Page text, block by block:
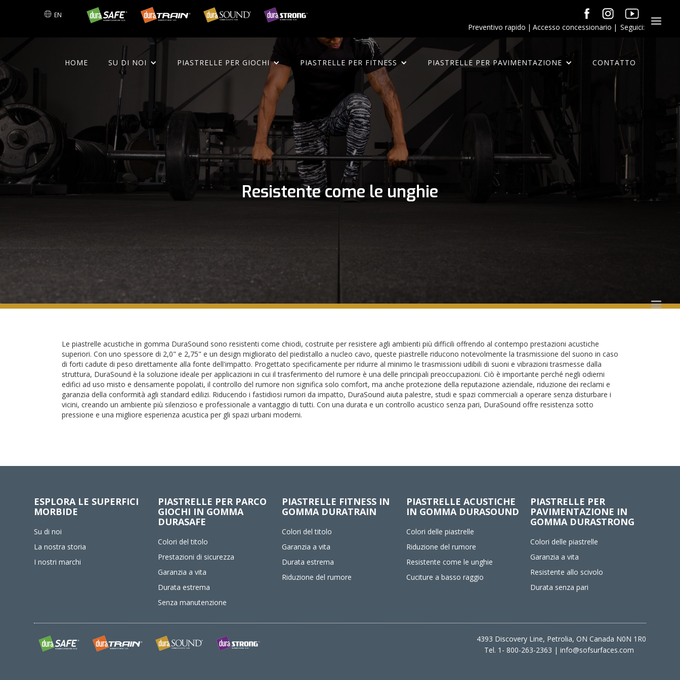
EN
Preventivo rapido | Accesso concessionario | Seguici:
HOME SU DI NOI PIASTRELLE PER GIOCHI PIASTRELLE PER FITNESS PIASTRELLE PER PAVIMENTAZIONE CONTATTO
Resistente come le unghie
Le piastrelle acustiche in gomma DuraSound sono resistenti come chiodi, costruite per resistere agli ambienti più difficili offrendo al contempo prestazioni acustiche
superiori. Con uno spessore di 2,0" e 2,75" e un design migliorato del piedistallo a nucleo cavo, queste piastrelle riducono notevolmente la trasmissione del suono in caso
di forti cadute di peso direttamente alla fonte dell'impatto. Progettato specificamente per ridurre al minimo le trasmissioni udibili di suoni e vibrazioni trasmesse dalla
struttura, DuraSound è la soluzione ideale per applicazioni in cui il trasferimento del rumore è una delle principali preoccupazioni. Ciò è importante perché negli odierni
edifici ad uso misto e densamente popolati, il controllo del rumore non significa solo comfort, ma anche protezione della reputazione aziendale, riduzione dei reclami e
garanzia della conformità agli standard edilizi. Riducendo i fastidiosi rumori da impatto, DuraSound aiuta palestre, studi e spazi commerciali a operare senza disturbare i
vicini, creando un ambiente più silenzioso e professionale a vantaggio di tutti. Con una durata e un controllo acustico senza pari, DuraSound offre resistenza sotto
pressione e una migliore esperienza acustica per gli spazi urbani moderni.
ESPLORA LE SUPERFICI
MORBIDE
Su di noi
La nostra storia
I nostri marchi
PIASTRELLE PER PARCO
GIOCHI IN GOMMA
DURASAFE
Colori del titolo
Prestazioni di sicurezza
Garanzia a vita
Durata estrema
Senza manutenzione
PIASTRELLE FITNESS IN
GOMMA DURATRAIN
Colori del titolo
Garanzia a vita
Durata estrema
Riduzione del rumore
PIASTRELLE ACUSTICHE
IN GOMMA DURASOUND
Colori delle piastrelle
Riduzione del rumore
Resistente come le unghie
Cuciture a basso raggio
PIASTRELLE PER
PAVIMENTAZIONE IN
GOMMA DURASTRONG
Colori delle piastrelle
Garanzia a vita
Resistente allo scivolo
Durata senza pari
4393 Discovery Line, Petrolia, ON Canada N0N 1R0
Tel. 1- 800-263-2363 | info@sofsurfaces.com